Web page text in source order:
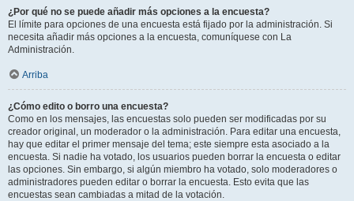
¿Por qué no se puede añadir más opciones a la encuesta?
El límite para opciones de una encuesta está fijado por la administración. Si
necesita añadir más opciones a la encuesta, comuníquese con La
Administración.
Arriba
¿Cómo edito o borro una encuesta?
Como en los mensajes, las encuestas solo pueden ser modificadas por su
creador original, un moderador o la administración. Para editar una encuesta,
hay que editar el primer mensaje del tema; este siempre esta asociado a la
encuesta. Si nadie ha votado, los usuarios pueden borrar la encuesta o editar
las opciones. Sin embargo, si algún miembro ha votado, solo moderadores o
administradores pueden editar o borrar la encuesta. Esto evita que las
encuestas sean cambiadas a mitad de la votación.